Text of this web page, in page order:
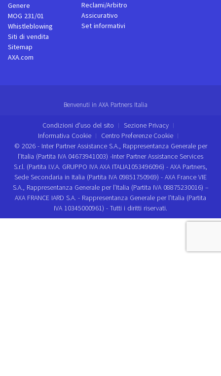
Genere
MOG 231/01
Whistleblowing
Siti di vendita
Sitemap
AXA.com
Reclami/Arbitro
Assicurativo
Set informativi
Benvenuti in AXA Partners Italia
Condizioni d'uso del sito
Sezione Privacy
Informativa Cookie
Centro Preferenze Cookie
© 2026 - Inter Partner Assistance S.A., Rappresentanza Generale per
l’Italia (Partita IVA 04673941003) -Inter Partner Assistance Services
S.r.l. (Partita I.V.A. GRUPPO IVA AXA ITALIA1053496096) - AXA Partners,
Sede Secondaria in Italia (Partita IVA 09851750969) - AXA France VIE
S.A., Rappresentanza Generale per l’Italia (Partita IVA 08875230016) –
AXA FRANCE IARD S.A. - Rappresentanza Generale per l’Italia (Partita
IVA 10345000961) - Tutti i diritti riservati.